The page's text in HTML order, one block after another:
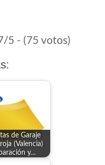
5 - (75 votos)
de Garaje
(Valencia)
y…